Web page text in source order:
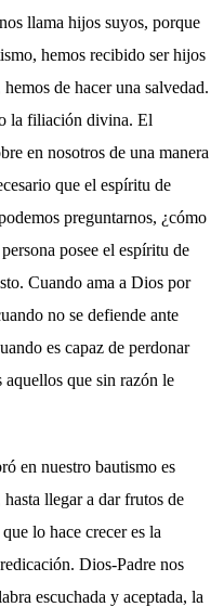
llama hijos suyos, porque
hemos recibido ser hijos
de hacer una salvedad.
la filiación divina. El
en nosotros de una manera
que el espíritu de
preguntarnos, ¿cómo
posee el espíritu de
Cuando ama a Dios por
no se defiende ante
es capaz de perdonar
aquellos que sin razón le
en nuestro bautismo es
llegar a dar frutos de
lo hace crecer es la
Dios-Padre nos
escuchada y aceptada, la